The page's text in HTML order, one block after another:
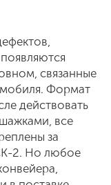
связанные
Формат
действовать
все
за
2. Но любое